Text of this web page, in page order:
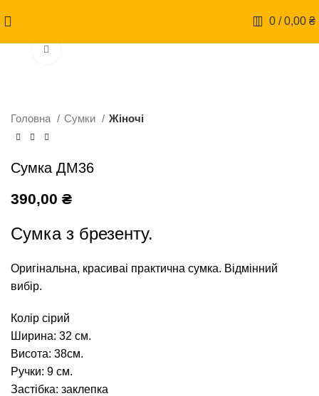
0 / 0,00 ₴
Головна Сумки Жіночі
Сумка ДМ36
390,00 ₴
Сумка з брезенту.
Оригінальна, красиваі практична сумка. Відмінний
вибір.
Колір сірий
Ширина: 32 см.
Висота: 38см.
Ручки: 9 см.
Застібка: заклепка